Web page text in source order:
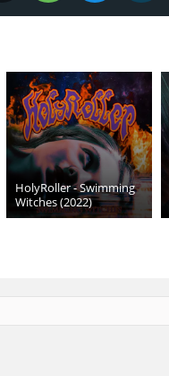
HolyRoller - Swimming
Witches (2022)